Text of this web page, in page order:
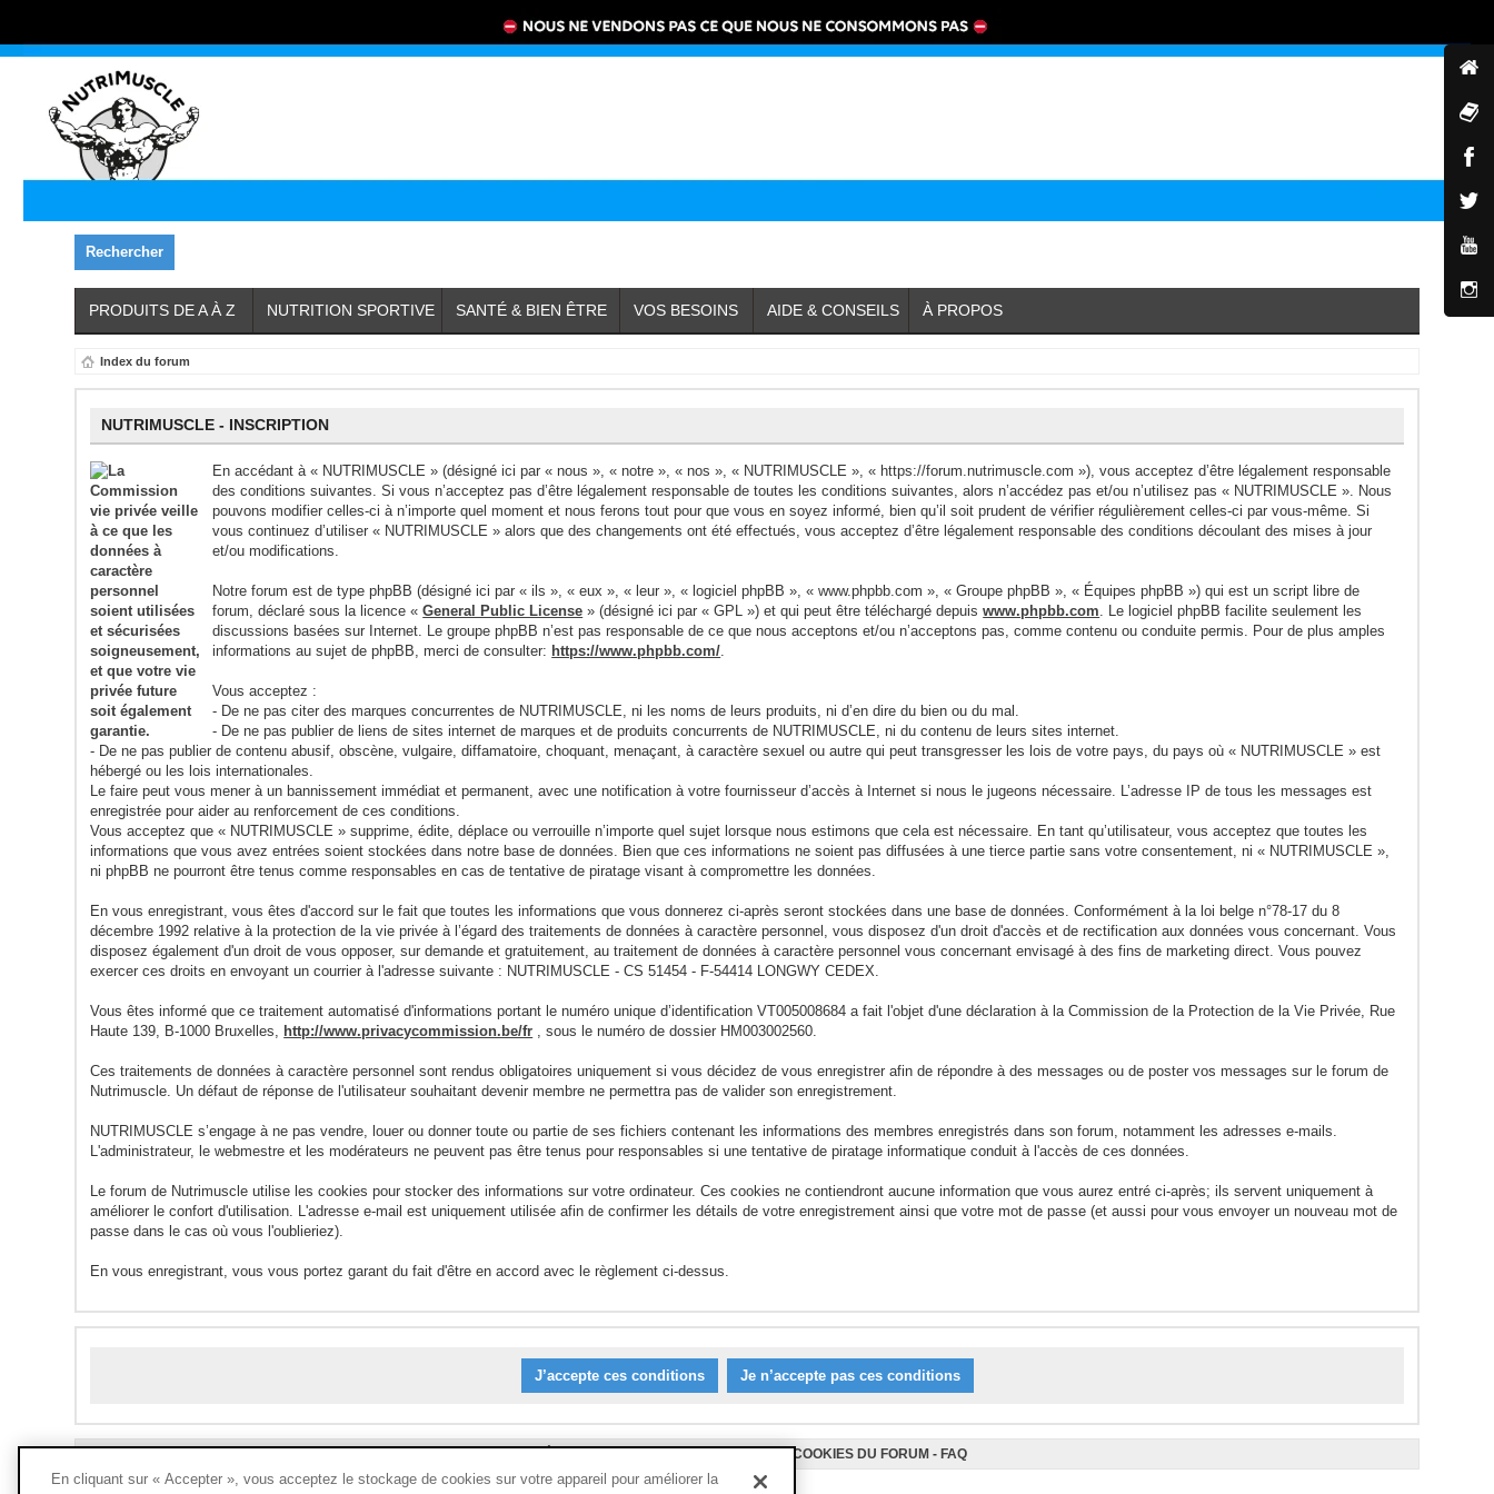
Rechercher
PRODUITS DE A À Z NUTRITION SPORTIVE SANTÉ & BIEN ÊTRE VOS BESOINS AIDE & CONSEILS À PROPOS
Index du forum
NUTRIMUSCLE - INSCRIPTION
En accédant à « NUTRIMUSCLE » (désigné ici par « nous », « notre », « nos », « NUTRIMUSCLE », « https://forum.nutrimuscle.com »), vous acceptez d’être légalement responsable
des conditions suivantes. Si vous n’acceptez pas d’être légalement responsable de toutes les conditions suivantes, alors n’accédez pas et/ou n’utilisez pas « NUTRIMUSCLE ». Nous
pouvons modifier celles-ci à n’importe quel moment et nous ferons tout pour que vous en soyez informé, bien qu’il soit prudent de vérifier régulièrement celles-ci par vous-même. Si
vous continuez d’utiliser « NUTRIMUSCLE » alors que des changements ont été effectués, vous acceptez d’être légalement responsable des conditions découlant des mises à jour
et/ou modifications.
Notre forum est de type phpBB (désigné ici par « ils », « eux », « leur », « logiciel phpBB », « www.phpbb.com », « Groupe phpBB », « Équipes phpBB ») qui est un script libre de
forum, déclaré sous la licence «General Public License » (désigné ici par « GPL ») et qui peut être téléchargé depuiswww.phpbb.com. Le logiciel phpBB facilite seulement les
discussions basées sur Internet. Le groupe phpBB n’est pas responsable de ce que nous acceptons et/ou n’acceptons pas, comme contenu ou conduite permis. Pour de plus amples
informations au sujet de phpBB, merci de consulter: https://www.phpbb.com/.
Vous acceptez :
- De ne pas citer des marques concurrentes de NUTRIMUSCLE, ni les noms de leurs produits, ni d’en dire du bien ou du mal.
- De ne pas publier de liens de sites internet de marques et de produits concurrents de NUTRIMUSCLE, ni du contenu de leurs sites internet.
- De ne pas publier de contenu abusif, obscène, vulgaire, diffamatoire, choquant, menaçant, à caractère sexuel ou autre qui peut transgresser les lois de votre pays, du pays où « NUTRIMUSCLE » est
hébergé ou les lois internationales.
Le faire peut vous mener à un bannissement immédiat et permanent, avec une notification à votre fournisseur d’accès à Internet si nous le jugeons nécessaire. L’adresse IP de tous les messages est
enregistrée pour aider au renforcement de ces conditions.
Vous acceptez que « NUTRIMUSCLE » supprime, édite, déplace ou verrouille n’importe quel sujet lorsque nous estimons que cela est nécessaire. En tant qu’utilisateur, vous acceptez que toutes les
informations que vous avez entrées soient stockées dans notre base de données. Bien que ces informations ne soient pas diffusées à une tierce partie sans votre consentement, ni « NUTRIMUSCLE »,
ni phpBB ne pourront être tenus comme responsables en cas de tentative de piratage visant à compromettre les données.
En vous enregistrant, vous êtes d'accord sur le fait que toutes les informations que vous donnerez ci-après seront stockées dans une base de données. Conformément à la loi belge n°78-17 du 8
décembre 1992 relative à la protection de la vie privée à l’égard des traitements de données à caractère personnel, vous disposez d'un droit d'accès et de rectification aux données vous concernant. Vous
disposez également d'un droit de vous opposer, sur demande et gratuitement, au traitement de données à caractère personnel vous concernant envisagé à des fins de marketing direct. Vous pouvez
exercer ces droits en envoyant un courrier à l'adresse suivante : NUTRIMUSCLE - CS 51454 - F-54414 LONGWY CEDEX.
Vous êtes informé que ce traitement automatisé d'informations portant le numéro unique d’identification VT005008684 a fait l'objet d'une déclaration à la Commission de la Protection de la Vie Privée, Rue
Haute 139, B-1000 Bruxelles, http://www.privacycommission.be/fr , sous le numéro de dossier HM003002560.
Ces traitements de données à caractère personnel sont rendus obligatoires uniquement si vous décidez de vous enregistrer afin de répondre à des messages ou de poster vos messages sur le forum de
Nutrimuscle. Un défaut de réponse de l'utilisateur souhaitant devenir membre ne permettra pas de valider son enregistrement.
NUTRIMUSCLE s’engage à ne pas vendre, louer ou donner toute ou partie de ses fichiers contenant les informations des membres enregistrés dans son forum, notamment les adresses e-mails.
L'administrateur, le webmestre et les modérateurs ne peuvent pas être tenus pour responsables si une tentative de piratage informatique conduit à l'accès de ces données.
Le forum de Nutrimuscle utilise les cookies pour stocker des informations sur votre ordinateur. Ces cookies ne contiendront aucune information que vous aurez entré ci-après; ils servent uniquement à
améliorer le confort d'utilisation. L'adresse e-mail est uniquement utilisée afin de confirmer les détails de votre enregistrement ainsi que votre mot de passe (et aussi pour vous envoyer un nouveau mot de
passe dans le cas où vous l'oublieriez).
En vous enregistrant, vous vous portez garant du fait d'être en accord avec le règlement ci-dessus.
SUPPRIMER LES COOKIES DU FORUM - FAQ
En cliquant sur « Accepter », vous acceptez le stockage de cookies sur votre appareil pour améliorer la